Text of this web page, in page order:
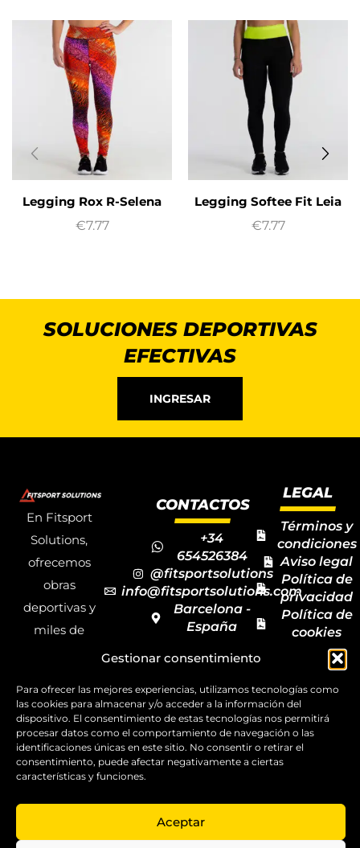
Gestionar consentimiento
Para ofrecer las mejores experiencias, utilizamos tecnologías como
las cookies para almacenar y/o acceder a la información del
dispositivo. El consentimiento de estas tecnologías nos permitirá
procesar datos como el comportamiento de navegación o las
identificaciones únicas en este sitio. No consentir o retirar el
consentimiento, puede afectar negativamente a ciertas
características y funciones.
Aceptar
Legging Rox R-Selena
€7.77
Legging Softee Fit Leia
€7.77
SOLUCIONES DEPORTIVAS
EFECTIVAS
INGRESAR
En Fitsport
Solutions,
ofrecemos
obras
deportivas y
miles de
deportivos
para todas las
disciplinas,
garantizando
la calidad y el
Copyright ©
CONTACTOS
+34
654526384
@fitsportsolutions
info@fitsportsolutions.com
Barcelona -
España
de contacto
LEGAL
Términos y
condiciones
Aviso legal
Política de
privacidad
Política de
cookies
Mapa del
sitio